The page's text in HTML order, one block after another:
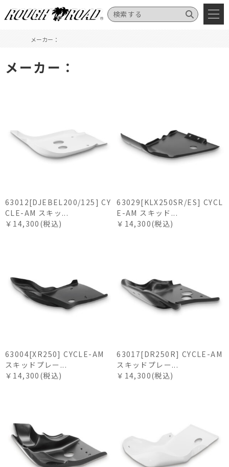
メーカー：
メーカー：
63012[DJEBEL200/125] CY
CLE-AM スキッ...
￥14,300(税込)
63029[KLX250SR/ES] CYCL
E-AM スキッド...
￥14,300(税込)
63004[XR250] CYCLE-AM
スキッドプレー...
￥14,300(税込)
63017[DR250R] CYCLE-AM
スキッドプレー...
￥14,300(税込)